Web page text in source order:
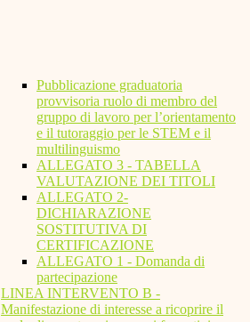
Pubblicazione graduatoria
provvisoria ruolo di membro del
gruppo di lavoro per l’orientamento
e il tutoraggio per le STEM e il
multilinguismo
ALLEGATO 3 - TABELLA
VALUTAZIONE DEI TITOLI
ALLEGATO 2-
DICHIARAZIONE
SOSTITUTIVA DI
CERTIFICAZIONE
ALLEGATO 1 - Domanda di
partecipazione
LINEA INTERVENTO B -
Manifestazione di interesse a ricoprire il